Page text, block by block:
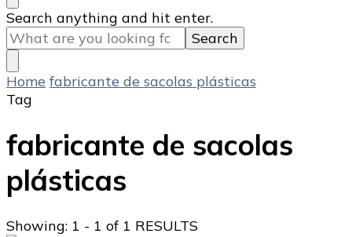
Looking
for
Something?
Search anything and hit enter.
Home fabricante de sacolas plásticas
Tag
fabricante de sacolas
plásticas
Showing: 1 - 1 of 1 RESULTS